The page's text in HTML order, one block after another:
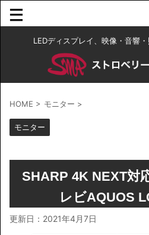
LEDディスプレイ、映像・音響
HOME > モニター >
モニター
SHARP 4K NEXT対
レビAQUOS
更新日： 2021年4月7日